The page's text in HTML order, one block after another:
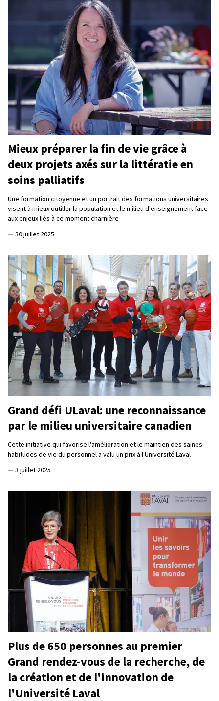
Mieux préparer la fin de vie grâce à
deux projets axés sur la littératie en
soins palliatifs
Une formation citoyenne et un portrait des formations universitaires
visent à mieux outiller la population et le milieu d'enseignement face
aux enjeux liés à ce moment charnière
— 30 juillet 2025
Grand défi ULaval: une reconnaissance
par le milieu universitaire canadien
Cette initiative qui favorise l'amélioration et le maintien des saines
habitudes de vie du personnel a valu un prix à l'Université Laval
— 3 juillet 2025
Plus de 650 personnes au premier
Grand rendez-vous de la recherche, de
la création et de l'innovation de
l'Université Laval